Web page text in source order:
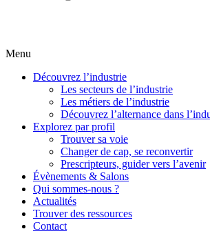
Menu
Découvrez l’industrie
Les secteurs de l’industrie
Les métiers de l’industrie
Découvrez l’alternance dans
Explorez par profil
Trouver sa voie
Changer de cap, se reconvertir
Prescripteurs, guider vers l’avenir
Évènements & Salons
Qui sommes-nous ?
Actualités
Trouver des ressources
Contact